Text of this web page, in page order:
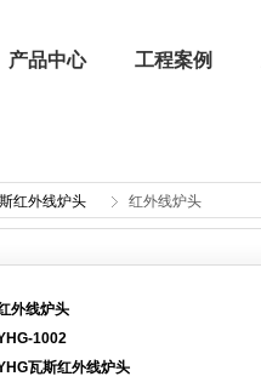
公司荣誉
产品中心
燃烧器配件 | 燃烧机配件
工程案例
红外线炉头 红外线炉头
外线炉头
1002
瓦斯红外线炉头